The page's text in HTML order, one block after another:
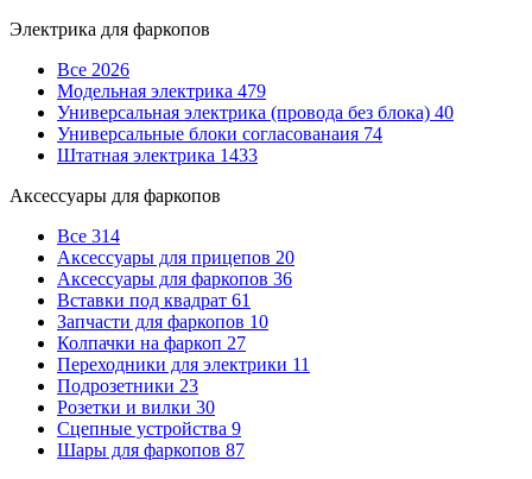
Электрика для фаркопов
Все 2026
Модельная электрика 479
Универсальная электрика (провода без блока) 40
Универсальные блоки согласованаия 74
Штатная электрика 1433
Аксессуары для фаркопов
Все 314
Аксессуары для прицепов 20
Аксессуары для фаркопов 36
Вставки под квадрат 61
Запчасти для фаркопов 10
Колпачки на фаркоп 27
Переходники для электрики 11
Подрозетники 23
Розетки и вилки 30
Сцепные устройства 9
Шары для фаркопов 87